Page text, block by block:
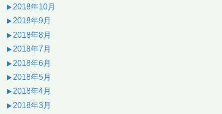
2018年10月
2018年9月
2018年8月
2018年7月
2018年6月
2018年5月
2018年4月
2018年3月